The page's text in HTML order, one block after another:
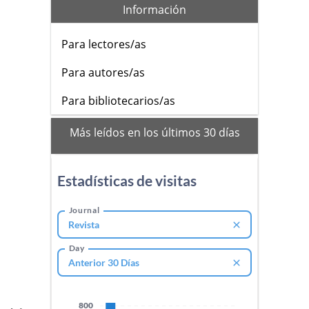
Información
Para lectores/as
Para autores/as
Para bibliotecarios/as
mas_vistos
Más leídos en los últimos 30 días